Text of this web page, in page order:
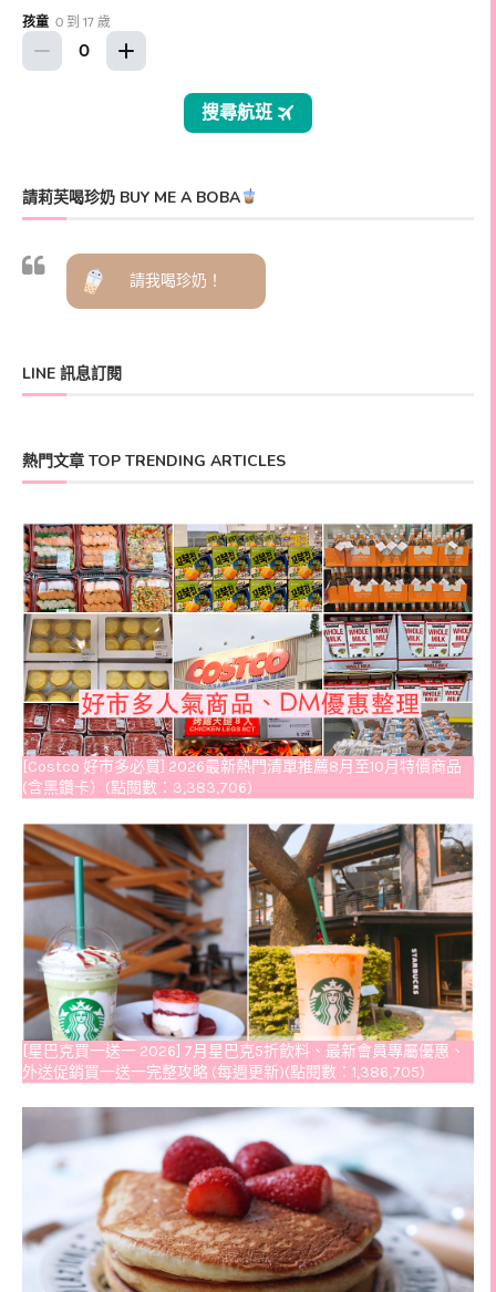
請莉芙喝珍奶 BUY ME A BOBA
請我喝珍奶！
LINE 訊息訂閱
熱門文章 TOP TRENDING ARTICLES
[Costco 好市多必買] 2026最新熱門清單推薦8月至10月特價商品
(含黑鑽卡）(點閱數：3,383,706)
[星巴克買一送一 2026] 7月星巴克5折飲料、最新會員專屬優惠、
外送促銷買一送一完整攻略 (每週更新)(點閱數：1,386,705)